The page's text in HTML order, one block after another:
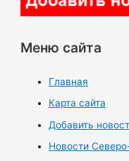
Меню сайта
Главная
Карта сайта
Добавить
Новости